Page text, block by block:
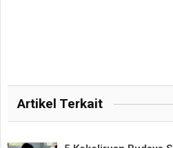
Artikel Terkait